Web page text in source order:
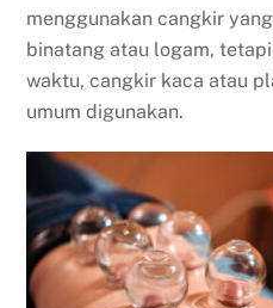
menggunakan cangkir
binatang atau logam,
waktu, cangkir kaca atau
umum digunakan.